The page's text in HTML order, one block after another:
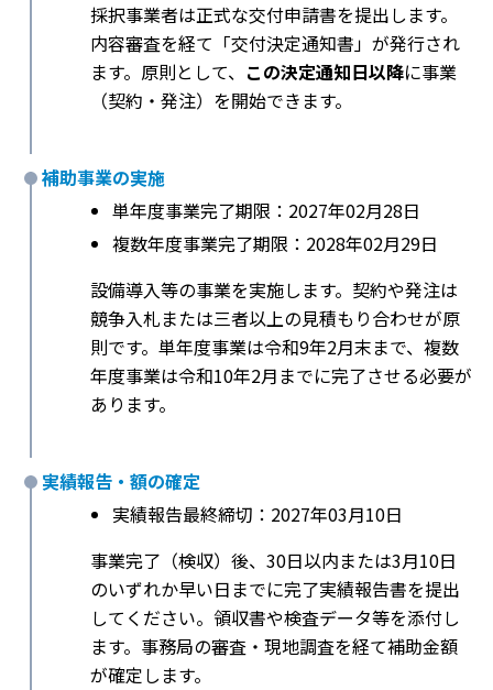
採択事業者は正式な交付申請書を提出します。
内容審査を経て「交付決定通知書」が発行され
ます。原則として、 この決定通知日以降に事業
（契約・発注）を開始できます。
補助事業の実施
単年度事業完了期限：2027年02月28日
複数年度事業完了期限：2028年02月29日
設備導入等の事業を実施します。契約や発注は
競争入札または三者以上の見積もり合わせが原
則です。単年度事業は令和9年2月末まで、複数
年度事業は令和10年2月までに完了させる必要が
あります。
実績報告・額の確定
実績報告最終締切：2027年03月10日
事業完了（検収）後、30日以内または3月10日
のいずれか早い日までに完了実績報告書を提出
してください。領収書や検査データ等を添付し
ます。事務局の審査・現地調査を経て補助金額
が確定します。